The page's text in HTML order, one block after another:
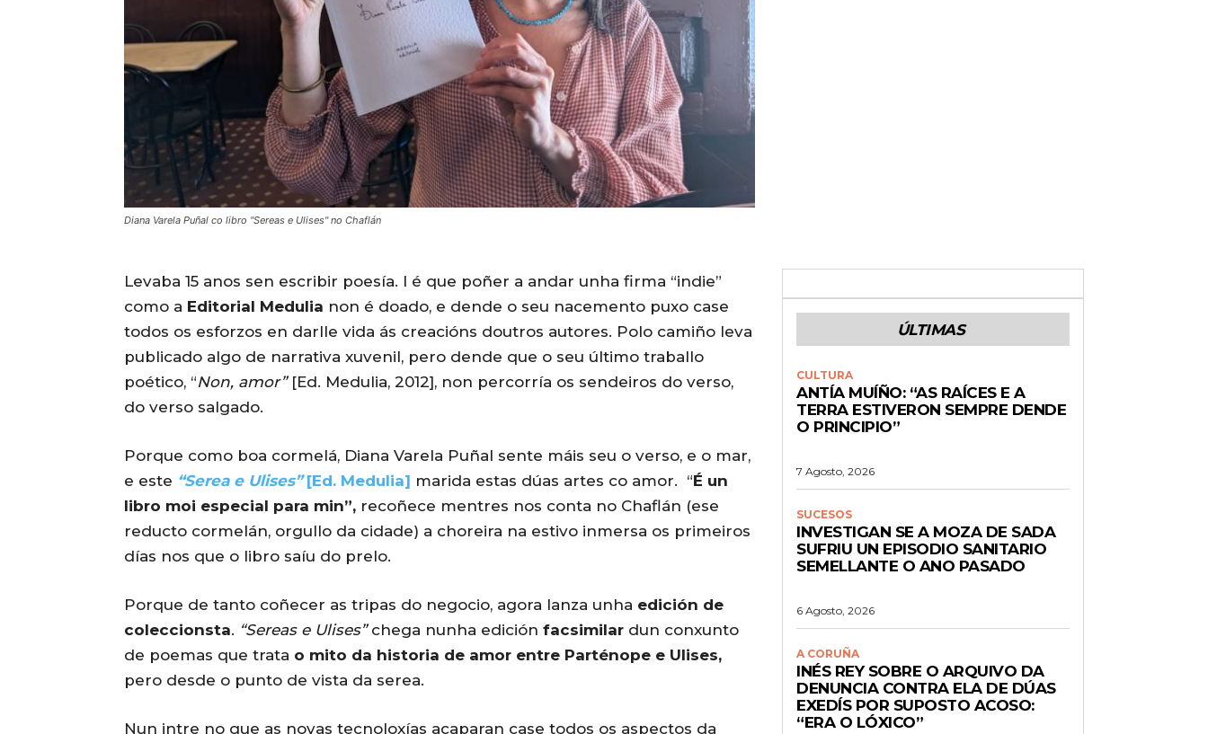
Diana Varela Puñal co libro "Sereas e Ulises" no Chaflán
Levaba 15 anos sen escribir poesía. I é que poñer a andar unha firma “indie”
como a Editorial Medulia non é doado, e dende o seu nacemento puxo case
todos os esforzos en darlle vida ás creacións doutros autores. Polo camiño leva
publicado algo de narrativa xuvenil, pero dende que o seu último traballo
poético, “Non, amor”[Ed. Medulia, 2012], non percorría os sendeiros do verso,
do verso salgado.
Porque como boa cormelá, Diana Varela Puñal sente máis seu o verso, e o mar,
e este “Serea e Ulises”[Ed. Medulia] marida estas dúas artes co amor. “É un
libro moi especial para min”, recoñece mentres nos conta no Chaflán (ese
reducto cormelán, orgullo da cidade) a choreira na estivo inmersa os primeiros
días nos que o libro saíu do prelo.
Porque de tanto coñecer as tripas do negocio, agora lanza unha edición de
coleccionsta. “Sereas e Ulises”chega nunha edición facsimilar dun conxunto
de poemas que trata o mito da historia de amor entre Parténope e Ulises,
pero desde o punto de vista da serea.
Nun intre no que as novas tecnoloxías acaparan case todos os aspectos da
ÚLTIMAS
CULTURA
ANTÍA MUÍÑO: “AS RAÍCES E A
TERRA ESTIVERON SEMPRE DENDE
O PRINCIPIO”
7 Agosto, 2026
SUCESOS
INVESTIGAN SE A MOZA DE SADA
SUFRIU UN EPISODIO SANITARIO
SEMELLANTE O ANO PASADO
6 Agosto, 2026
A CORUÑA
INÉS REY SOBRE O ARQUIVO DA
DENUNCIA CONTRA ELA DE DÚAS
EXEDÍS POR SUPOSTO ACOSO:
“ERA O LÓXICO”